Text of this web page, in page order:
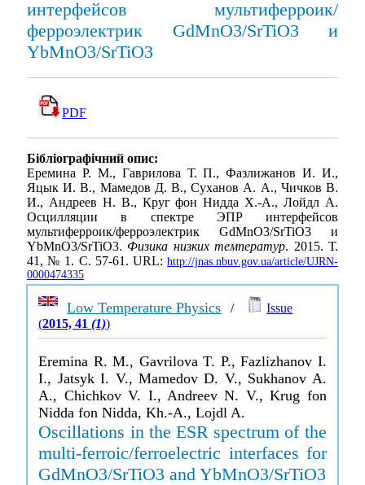
интерфейсов мультиферроик/
ферроэлектрик GdMnO3/SrTiO3 и
YbMnO3/SrTiO3
PDF
Бібліографічний опис:
Еремина Р. М., Гаврилова Т. П., Фазлижанов И. И.,
Яцык И. В., Мамедов Д. В., Суханов А. А., Чичков В.
И., Андреев Н. В., Круг фон Нидда Х.-А., Лойдл А.
Осцилляции в спектре ЭПР интерфейсов
мультиферроик/ферроэлектрик GdMnO3/SrTiO3 и
YbMnO3/SrTiO3. Физика низких температур. 2015. Т.
41, № 1. С. 57-61. URL: http://jnas.nbuv.gov.ua/article/UJRN-
0000474335
Low Temperature Physics /
Issue
(2015, 41(1))
Eremina R. M., Gavrilova T. P., Fazlizhanov I.
I., Jatsyk I. V., Mamedov D. V., Sukhanov A.
A., Chichkov V. I., Andreev N. V., Krug fon
Nidda fon Nidda, Kh.-A., Lojdl A.
Oscillations in the ESR spectrum of the
multi-ferroic/ferroelectric interfaces for
GdMnO3/SrTiO3 and YbMnO3/SrTiO3